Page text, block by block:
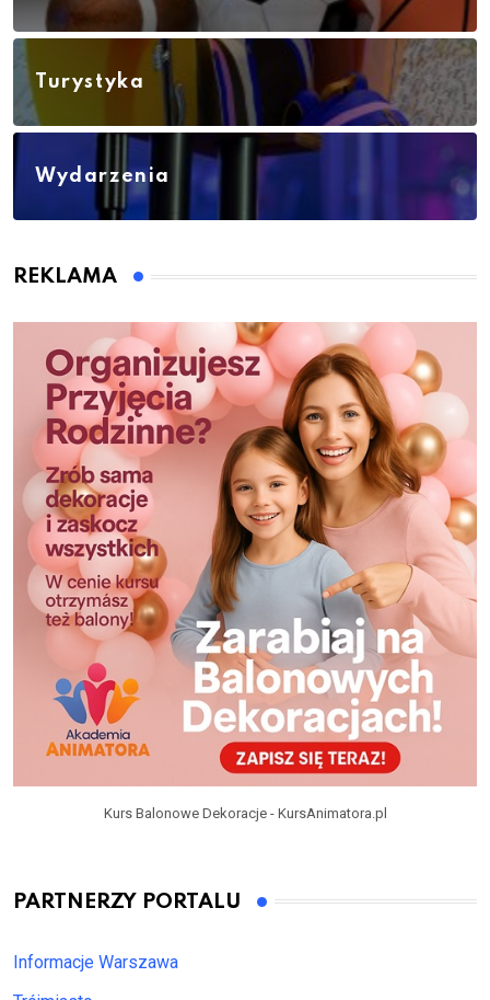
Turystyka
Wydarzenia
REKLAMA
Kurs Balonowe Dekoracje - KursAnimatora.pl
PARTNERZY PORTALU
Informacje Warszawa